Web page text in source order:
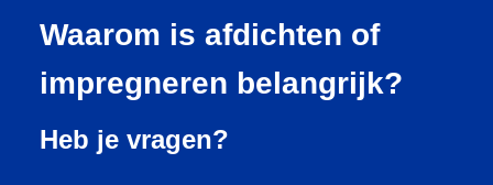
Waarom is afdichten of
impregneren belangrijk?
Heb je vragen?